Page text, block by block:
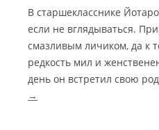
н
а
л
н
к
)
у
ч
ш
и
й
з
а
к
а
д
о
В старшекласснике
если не вглядываться.
смазливым личиком, да к
редкость мил и
день он встретил свою
→